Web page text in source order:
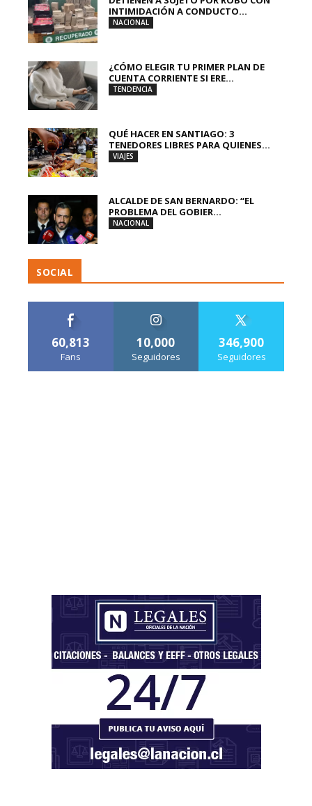
INTIMIDACIÓN A CONDUCTO...
NACIONAL
¿CÓMO ELEGIR TU PRIMER PLAN DE
CUENTA CORRIENTE SI ERE...
TENDENCIA
QUÉ HACER EN SANTIAGO: 3
TENEDORES LIBRES PARA QUIENES...
VIAJES
ALCALDE DE SAN BERNARDO: “EL
PROBLEMA DEL GOBIER...
NACIONAL
SOCIAL
60,813
Fans
10,000
Seguidores
346,900
Seguidores